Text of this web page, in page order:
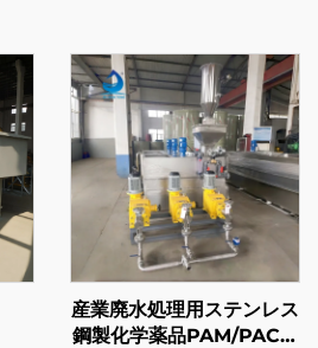
産業廃水処理用ステンレス
鋼製化学薬品PAM/PAC凝